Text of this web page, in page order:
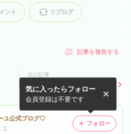
ント リブログ
記事を報告する
次の記事
チョココロネ8300円。
ユ公式ブログ♡
気に入ったらフォロー
会員登録は不要です
フォロー